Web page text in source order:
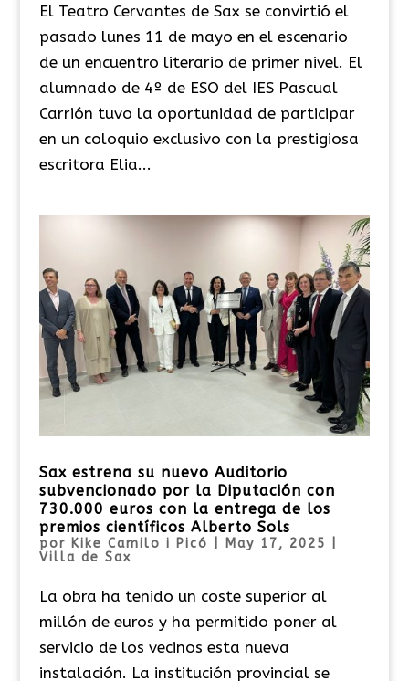
El Teatro Cervantes de Sax se convirtió el
pasado lunes 11 de mayo en el escenario
de un encuentro literario de primer nivel. El
alumnado de 4º de ESO del IES Pascual
Carrión tuvo la oportunidad de participar
en un coloquio exclusivo con la prestigiosa
escritora Elia...
Sax estrena su nuevo Auditorio
subvencionado por la Diputación con
730.000 euros con la entrega de los
premios científicos Alberto Sols
por Kike Camilo i Picó May 17, 2025
Villa de Sax
La obra ha tenido un coste superior al
millón de euros y ha permitido poner al
servicio de los vecinos esta nueva
instalación. La institución provincial se